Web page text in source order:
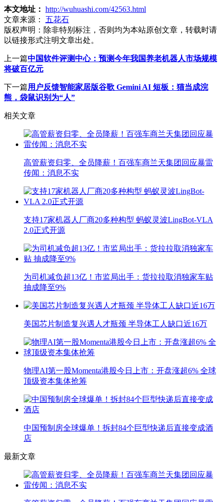
本文地址： http://wuhuashi.com/42563.html
文章来源：
五花石
版权声明： 除非特别标注，否则均为本站原创文章，转载时请
以链接形式注明文章出处。
上一篇中国软件评测中心：预测今年我国养老机器人市场规模
将破百亿元
下一篇用户反馈智能家居版谷歌 Gemini AI 短板：猫当成浣
熊，袋鼠识别为“人”
相关文章
高管薪资归零、全员降薪！百强车商兰天集团回应暴雷
传闻：消息不实
支持17家机器人厂商20多种构型 蚂蚁灵波LingBot-VLA
2.0正式开源
为司机减负超13亿！市监局出手：货拉拉取消独家车贴
抽成降至9%
美国芯片制造复兴遇人才瓶颈 半导体工人缺口近16万
物理AI第一股Momenta港股今日上市：开盘涨超6% 全球
顶级资本集体抢筹
中国预制房全球爆单！拆封84个巨型快递后直接变成酒
店
最新文章